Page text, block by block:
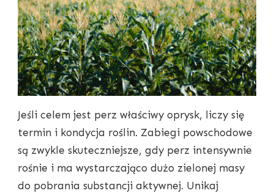
Jeśli celem jest perz właściwy oprysk, liczy się
termin i kondycja roślin. Zabiegi powschodowe
są zwykle skuteczniejsze, gdy perz intensywnie
rośnie i ma wystarczająco dużo zielonej masy
do pobrania substancji aktywnej. Unikaj